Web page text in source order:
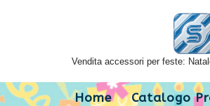
Vendita accessori per feste:
Home Catalogo